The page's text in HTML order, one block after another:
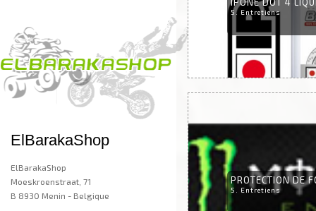
ElBarakaShop
ElBarakaShop
Moeskroenstraat, 71
B 8930 Menin - Belgique
5. Entretiens
PROTECTION DE
5. Entretiens